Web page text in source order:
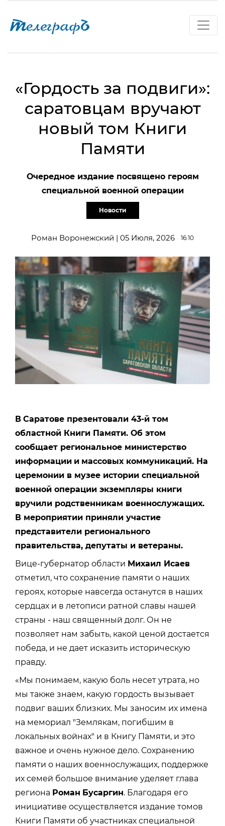
«Гордость за подвиги»:
саратовцам вручают
новый том Книги
Памяти
Очередное издание посвящено героям
специальной военной операции
Новости
Роман Воронежский | 05 Июля, 2026 16:10
В Саратове презентовали 43-й том
областной Книги Памяти. Об этом
сообщает региональное министерство
информации и массовых коммуникаций. На
церемонии в музее истории специальной
военной операции экземпляры книги
вручили родственникам военнослужащих.
В мероприятии приняли участие
представители регионального
правительства, депутаты и ветераны.
Вице-губернатор области Михаил Исаев
отметил, что сохранение памяти о наших
героях, которые навсегда останутся в наших
сердцах и в летописи ратной славы нашей
страны - наш священный долг. Он не
позволяет нам забыть, какой ценой достается
победа, и не дает исказить историческую
правду.
«Мы понимаем, какую боль несет утрата, но
мы также знаем, какую гордость вызывает
подвиг ваших близких. Мы заносим их имена
на мемориал "Землякам, погибшим в
локальных войнах" и в Книгу Памяти, и это
важное и очень нужное дело. Сохранению
памяти о наших военнослужащих, поддержке
их семей большое внимание уделяет глава
региона Роман Бусаргин. Благодаря его
инициативе осуществляется издание томов
Книги Памяти об участниках специальной